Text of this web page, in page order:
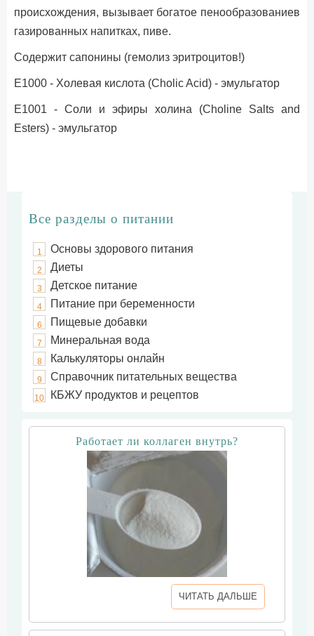
происхождения, вызывает богатое пенообразованиев
газированных напитках, пиве.
Содержит сапонины (гемолиз эритроцитов!)
Е1000 - Холевая кислота (Cholic Acid) - эмульгатор
Е1001 - Соли и эфиры холина (Choline Salts and
Esters) - эмульгатор
Все разделы о питании
1 Основы здорового питания
2 Диеты
3 Детское питание
4 Питание при беременности
6 Пищевые добавки
7 Минеральная вода
8 Калькуляторы онлайн
9 Справочник питательных вещества
10 КБЖУ продуктов и рецептов
Работает ли коллаген внутрь?
ЧИТАТЬ ДАЛЬШЕ